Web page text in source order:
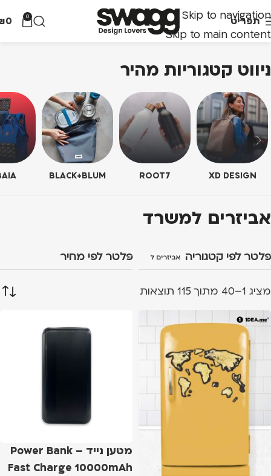
Skip to navigation
Skip to main content
תפריט 0
0
ניווט קטגוריות מהיר
XD DESIGN
ROOT7
BLACK+BLUM
אביזרים למשרד
פלטר לפי קטגוריה אביזרים למשרדפלטר לפי מחיר
מציג 1–40 מתוך 115 תוצאות
מטען נייד – Power Bank
Fast Charge 10000mAh